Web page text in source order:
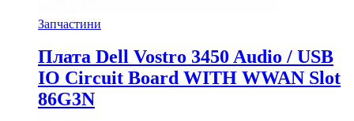
Запчастини
Плата Dell Vostro 3450 Audio / USB
IO Circuit Board WITH WWAN Slot
86G3N